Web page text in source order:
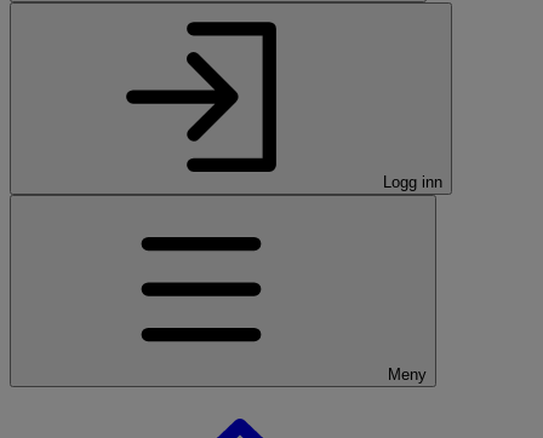
Logg inn
Meny